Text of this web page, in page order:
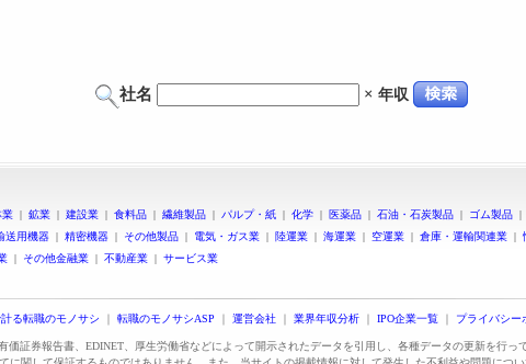
社名 × 年収
業 | 鉱業 | 建設業 | 食料品 | 繊維製品 | パルプ・紙 | 化学 | 医薬品 | 石油・石炭製品 | ゴム製品
送用機器 | 精密機器 | その他製品 | 電気・ガス業 | 陸運業 | 海運業 | 空運業 | 倉庫・運輸関連業 |
| その他金融業 | 不動産業 | サービス業
計る転職のモノサシ ｜ 転職のモノサシASP ｜ 運営会社 ｜ 業界年収分析 ｜ IPO企業一覧 ｜ プライバシー
価証券報告書、EDINET、厚生労働省などによって開示されたデータを引用し、各種データの更新を行っ